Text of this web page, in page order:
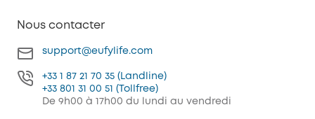
Nous contacter
support@eufylife.com
+33 1 87 21 70 35 (Landline)
+33 801 31 00 51 (Tollfree)
De 9h00 à 17h00 du lundi au vendredi